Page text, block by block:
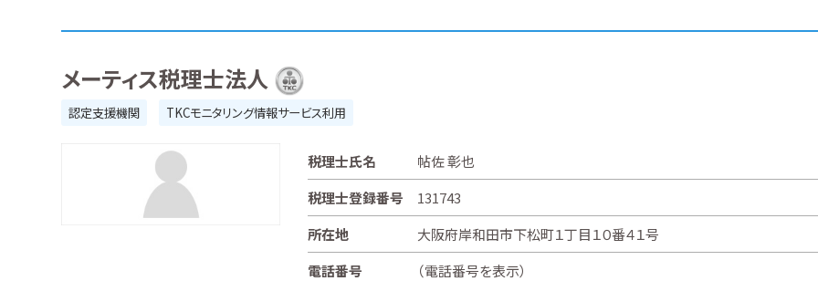
メーティス税理士法人
認定支援機関 TKCモニタリング情報サービス利用
税理士氏名
帖佐 彰也
税理士登録番号
131743
所在地
大阪府岸和田市下松町１丁目１０番４１号
電話番号
（電話番号を表示）